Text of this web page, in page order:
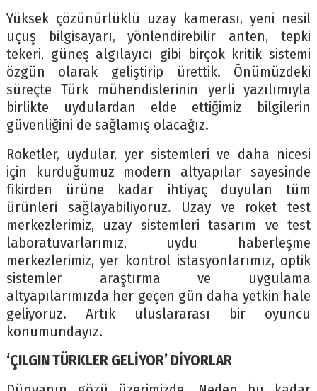
Yüksek çözünürlüklü uzay kamerası, yeni nesil
uçuş bilgisayarı, yönlendirebilir anten, tepki
tekeri, güneş algılayıcı gibi birçok kritik sistemi
özgün olarak geliştirip ürettik. Önümüzdeki
süreçte Türk mühendislerinin yerli yazılımıyla
birlikte uydulardan elde ettiğimiz bilgilerin
güvenliğini de sağlamış olacağız.
Roketler, uydular, yer sistemleri ve daha nicesi
için kurduğumuz modern altyapılar sayesinde
fikirden ürüne kadar ihtiyaç duyulan tüm
ürünleri sağlayabiliyoruz. Uzay ve roket test
merkezlerimiz, uzay sistemleri tasarım ve test
laboratuvarlarımız, uydu haberleşme
merkezlerimiz, yer kontrol istasyonlarımız, optik
sistemler araştırma ve uygulama
altyapılarımızda her geçen gün daha yetkin hale
geliyoruz. Artık uluslararası bir oyuncu
konumundayız.
‘ÇILGIN TÜRKLER GELİYOR’ DİYORLAR